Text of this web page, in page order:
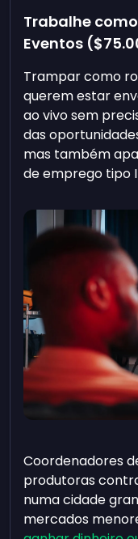
Trabalhe
Eventos (
Trampar como
querem estar
ao vivo sem
das
mas também
de emprego tipo
Coordenadores
produtoras
numa cidade
mercados